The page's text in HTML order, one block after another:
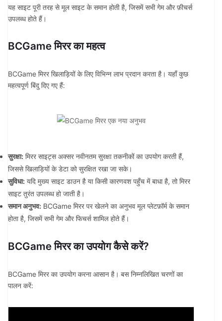
यह साइट पूरी तरह से मूल साइट के समान होती है, जिसमें सभी गेम और फ़ीचर्स
उपलब्ध होते हैं।
BCGame मिरर का महत्व
BCGame मिरर खिलाड़ियों के लिए विभिन्न लाभ प्रदान करता है। यहाँ कुछ
महत्वपूर्ण बिंदु दिए गए हैं:
सुरक्षा: मिरर साइट्स अक्सर नवीनतम सुरक्षा तकनीकों का उपयोग करती हैं,
जिससे खिलाड़ियों के डेटा को सुरक्षित रखा जा सके।
सुविधा: यदि मुख्य साइट डाउन है या किसी कारणवश पहुँच में बाधा है, तो मिरर
साइट तुरंत उपलब्ध हो जाती है।
समान अनुभव: BCGame मिरर पर खेलने का अनुभव मूल प्लेटफ़ॉर्म के समान
होता है, जिसमें सभी गेम और फिचर्स शामिल होते हैं।
BCGame मिरर का उपयोग कैसे करें?
BCGame मिरर का उपयोग करना आसान है। बस निम्नलिखित चरणों का
पालन करें: